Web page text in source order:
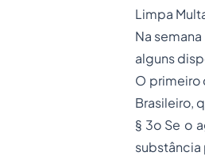
Limpa
Na
alguns
O primeiro
Brasileiro,
§ 3o Se o